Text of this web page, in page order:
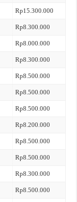
Rp15.300.000
Rp8.300.000
Rp8.000.000
Rp8.300.000
Rp8.500.000
Rp8.500.000
Rp8.500.000
Rp8.200.000
Rp8.500.000
Rp8.500.000
Rp8.300.000
Rp8.500.000